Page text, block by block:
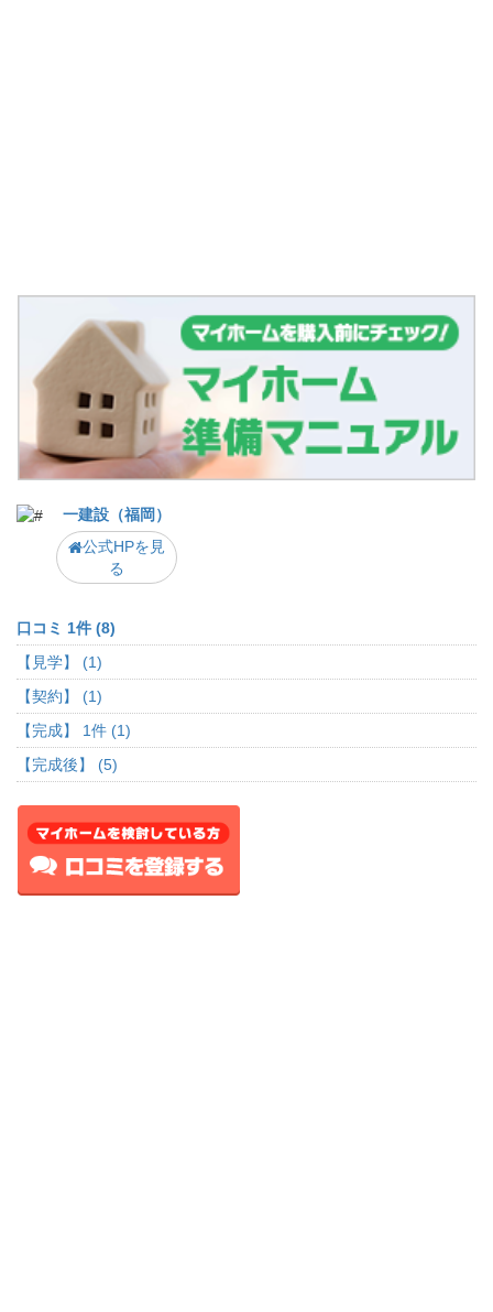
一建設（福岡）
公式HPを見
る
口コミ 1件 (8)
【見学】 (1)
【契約】 (1)
【完成】 1件 (1)
【完成後】 (5)